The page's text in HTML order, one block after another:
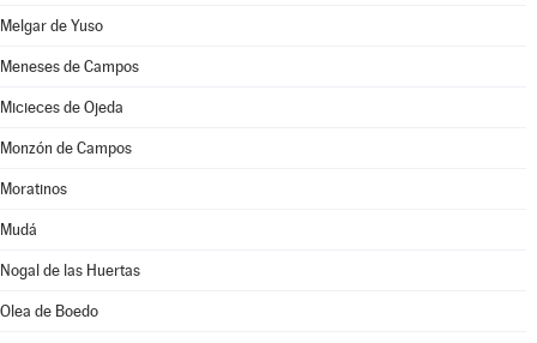
Melgar de Yuso
Meneses de Campos
Micieces de Ojeda
Monzón de Campos
Moratinos
Mudá
Nogal de las Huertas
Olea de Boedo